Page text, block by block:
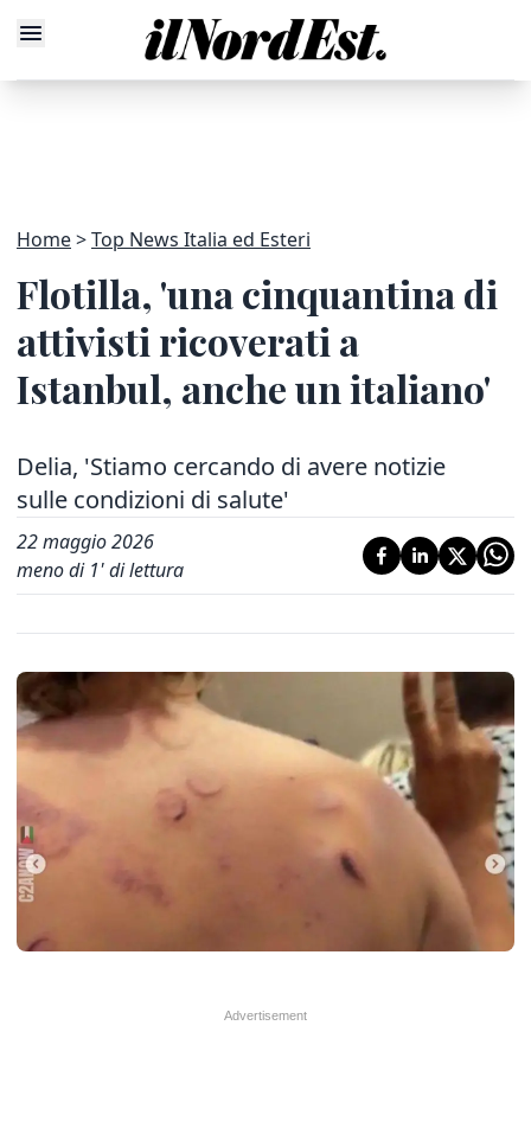
Home Top News Italia ed Esteri
Flotilla, 'una cinquantina di
attivisti ricoverati a
Istanbul, anche un italiano'
Delia, 'Stiamo cercando di avere notizie
sulle condizioni di salute'
22 maggio 2026
meno di 1' di lettura